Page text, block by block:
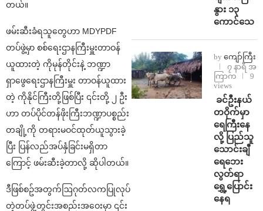
တယ်။
ဖမ်းဆီးခံရသူတွေဟာ MDYPDF
တပ်ဖွဲ့မှာ စစ်ရေးဌာနကြီးမှူးတာဝန်
ယူထားတဲ့ ကိုမုန်တိုင်းနဲ့ ဘဏ္ဍာ
ရှာဖွေရေးဌာနကြီးမှူး တာဝန်ယူထား
တဲ့ ကိုနိုင်ကြီးတို့ဖြစ်ပြီး ၎င်းတို့ ၂ ဦး
ဟာ တပ်ပိုင်တန်ဖိုးကြီးဘဏ္ဍာပစ္စည်း
တချို့ကို တရားမဝင်ထုတ်ယူသွားခဲ့
ပြီး ပြန်လည်အပ်နှံခြင်းမရှိတာ
ကြောင့် ဖမ်းဆီးခဲ့တာလို့ ဆိုပါတယ်။
ဒီဖြစ်စဥ်အတွက်ဩဂုတ်လကပြုလုပ်
တဲ့တပ်ဖွဲ့တွင်းအစည်းအဝေးမှာ ၎င်း
နွား ၁၃
ကောင်သေ
by ကျော်ကြီး
၇ နာရီ အ
ကြာက
9
views
⁩ ⁨ခင်ဦးနယ်
တဝိုက်မှာ
ရေကြီးနေ
လို့ ပြည်သူ
သောင်းချီ
ရေဘေး
လွတ်ရာ
ရွှေ့ပြောင်း
နေရ